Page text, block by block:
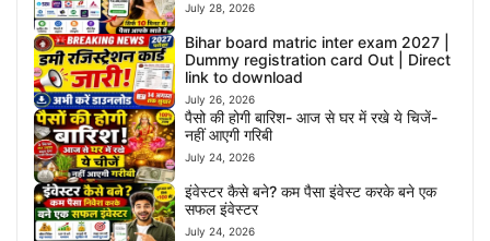
July 28, 2026
Bihar board matric inter exam 2027 |
Dummy registration card Out | Direct
link to download
July 26, 2026
पैसो की होगी बारिश- आज से घर में रखे ये चिजें-
नहीं आएगी गरिबी
July 24, 2026
इंवेस्टर कैसे बने? कम पैसा इंवेस्ट करके बने एक
सफल इंवेस्टर
July 24, 2026